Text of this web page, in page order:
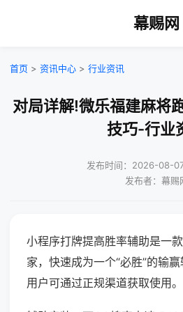
幕赐网
首页 > 资讯中心 > 行业资讯
对局详解!微乐福建麻将
技巧-行业
发布时间：2026-08-
发布者：幕赐
小程序打牌提高胜率辅助是一
家，快速成为一个“必胜”的输
用户可通过正规渠道获取使用。